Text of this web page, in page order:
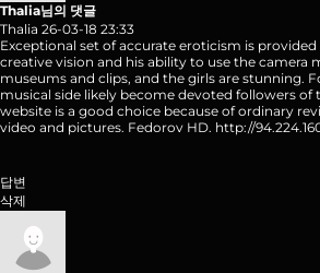
Thalia님의 댓글
Thalia 26-03-18 23:33
Exceptional set of accurate eroticism is
creative vision and his ability to use the camera
museums and clips, and the girls are stunning.
musical side likely become devoted followers
website is a good choice because of ordinary
video and pictures. Fedorov HD. http://
답변
삭제